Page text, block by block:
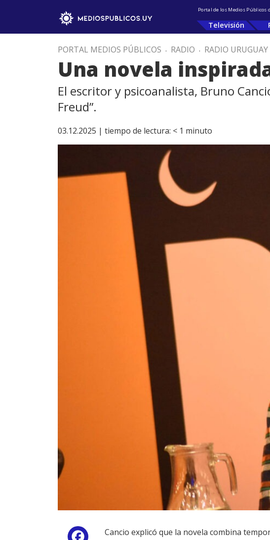
Portal de los Medios Públicos
Televisión
PORTAL MEDIOS PÚBLICOS . RADIO . RADIO URUGUAY
Una novela
El escritor y psicoanalista, Bruno
Freud”.
03.12.2025 | tiempo de lectura: < 1 minuto
Cancio explicó que la novela combina